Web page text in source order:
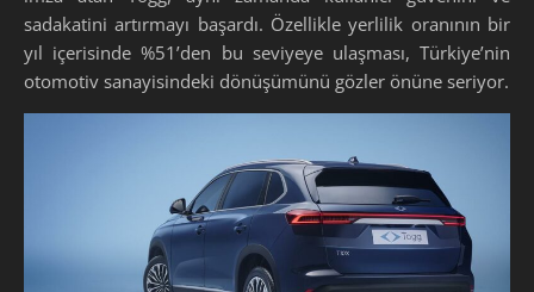
sadakatini artırmayı başardı. Özellikle yerlilik oranının bir
yıl içerisinde %51’den bu seviyeye ulaşması, Türkiye’nin
otomotiv sanayisindeki dönüşümünü gözler önüne seriyor.